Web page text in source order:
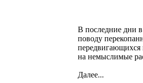
В последние дни
поводу
передвигающихся
на немыслимые
Далее...